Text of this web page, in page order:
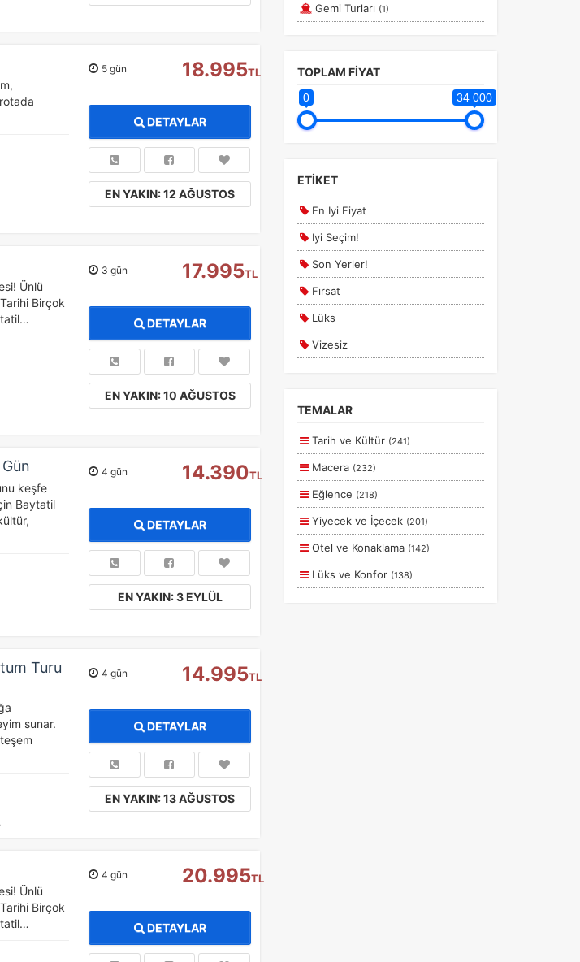
belirleyin.
sunmak için bazı bilgileri tarayıcınızda
hizmet sağlayıcılarla paylaşabiliriz. Buna
durumda sitemiz umduğumuz gibi çalışmaya bilir.
çerez kullanımvegizlilik koşullarını
anonim olarak ölçeriz. Hangi
nerede zorluk yaşadığını
Tercihleri Kaydet
5 gün 18.995TL
DETAYLAR
EN YAKIN: 12 AĞUSTOS
Ünlü
Tarihi Birçok
3 gün 17.995TL
DETAYLAR
EN YAKIN: 10 AĞUSTOS
keşfe
Baytatil
4 gün 14.390TL
DETAYLAR
EN YAKIN: 3 EYLÜL
Turu
sunar.
4 gün 14.995TL
DETAYLAR
EN YAKIN: 13 AĞUSTOS
Ünlü
Tarihi Birçok
4 gün 20.995TL
DETAYLAR
Gemi Turları (1)
TOPLAM FİYAT
0 34 000
ETİKET
En Iyi Fiyat
Iyi Seçim!
Son Yerler!
Fırsat
Lüks
Vizesiz
Planlanan
Otobüs Ile
Uçak Ile
Ekstralar Dahil
TEMALAR
Tarih ve Kültür (241)
Macera (232)
Eğlence (218)
Yiyecek ve İçecek (201)
Otel ve Konaklama (142)
Lüks ve Konfor (138)